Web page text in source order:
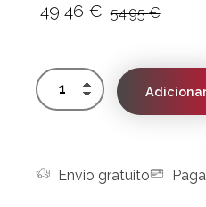
49,46 € 54,95€
Adicionar
Envio gratuito